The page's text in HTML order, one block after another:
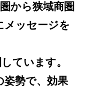
から狭域商圏
メッセージを
ています。
勢で、効果